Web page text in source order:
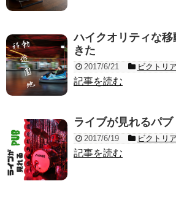
ハイクオリティな
きた
2017/6/21 ビクトリア
記事を読む
ライブが見れるパブ
2017/6/19 ビクトリア
記事を読む